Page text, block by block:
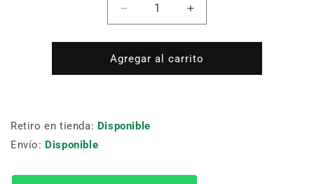
Cantidad
Reducir
cantidad
para
REPUESTO
SP-
Aumentar
cantidad
para
REPUESTO
SP-
Agregar al carrito
Retiro en tienda: Disponible
Envío: Disponible